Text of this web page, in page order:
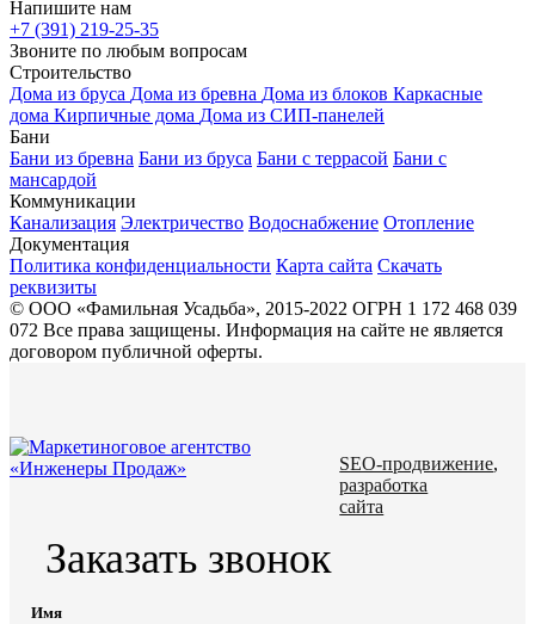
Напишите нам
+7 (391) 219-25-35
Звоните по любым вопросам
Строительство
Дома из бруса Дома из бревна Дома из блоков Каркасные
дома Кирпичные дома Дома из СИП-панелей
Бани
Бани из бревна Бани из бруса Бани с террасой Бани с
мансардой
Коммуникации
Канализация Электричество Водоснабжение Отопление
Документация
Политика конфиденциальности Карта сайта Скачать
реквизиты
© ООО «Фамильная Усадьба», 2015-2022 ОГРН 1 172 468 039
072 Все права защищены. Информация на сайте не является
договором публичной оферты.
SEO-продвижение,
разработка
сайта
Заказать звонок
Имя